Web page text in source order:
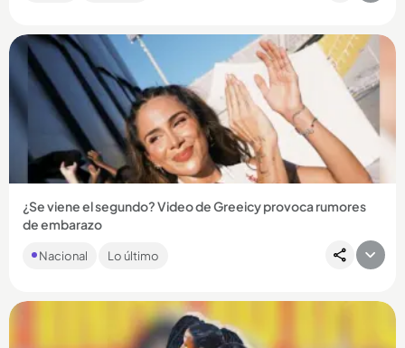
Compartir Noticia
¿Se viene el segundo? Video de Greeicy provoca rumores
de embarazo
La grabación publicada por Mike Bahia provocó gran furor
entre los fanáticos de la pareja, que creen que Kai tendrá un
Nacional Lo último